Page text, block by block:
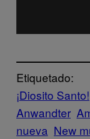
Etiquetado:
¡Diosito Santo!
Anwandter
nueva New